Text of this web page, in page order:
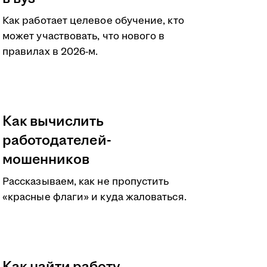
Как работает целевое обучение, кто
может участвовать, что нового в
правилах в 2026-м.
Как вычислить
работодателей-
мошенников
Рассказываем, как не пропустить
«красные флаги» и куда жаловаться.